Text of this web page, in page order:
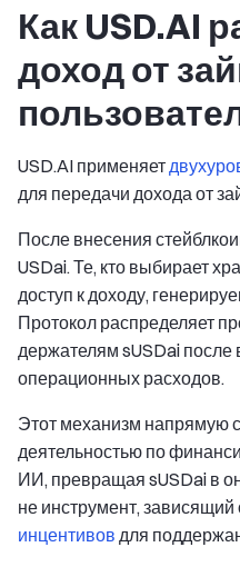
Как USD.AI
доход от
USD.AI применяет
для передачи дохода от
После внесения
USDai. Те, кто выбирает
доступ к доходу,
Протокол распределяет
держателям sUSDai после
операционных расходов.
Этот механизм напрямую
деятельностью по
ИИ, превращая sUSDai в
не инструмент,
инцентивов для